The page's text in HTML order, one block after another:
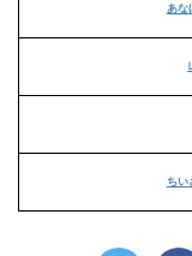
あな
ちい